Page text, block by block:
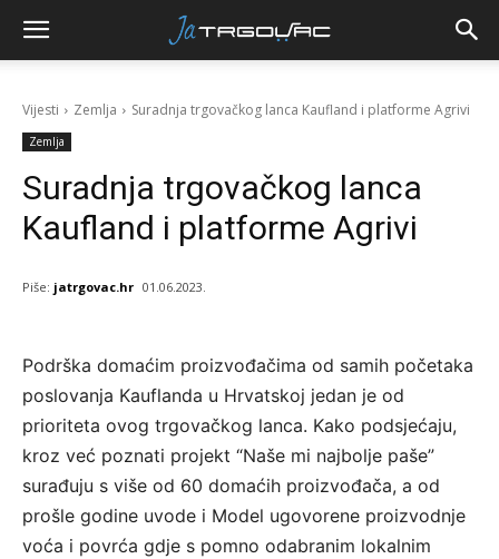
Vijesti Zemlja Suradnja trgovačkog lanca Kaufland i platforme Agrivi
Zemlja
Suradnja trgovačkog lanca
Kaufland i platforme Agrivi
Piše: jatrgovac.hr 01.06.2023.
Podrška domaćim proizvođačima od samih početaka
poslovanja Kauflanda u Hrvatskoj jedan je od
prioriteta ovog trgovačkog lanca. Kako podsjećaju,
kroz već poznati projekt “Naše mi najbolje paše”
surađuju s više od 60 domaćih proizvođača, a od
prošle godine uvode i Model ugovorene proizvodnje
voća i povrća gdje s pomno odabranim lokalnim